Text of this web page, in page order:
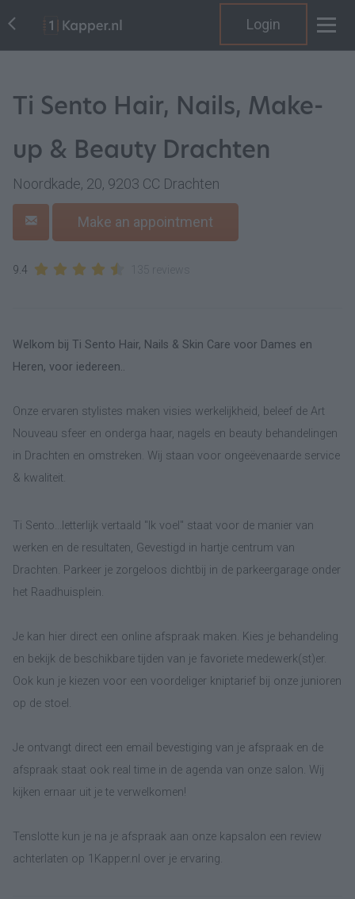
Login
Ti Sento Hair, Nails, Make-
up & Beauty Drachten
Noordkade, 20, 9203 CC Drachten
Make an appointment
9.4
Welkom bij Ti Sento Hair, Nails & Skin Care voor Dames en
Heren, voor iedereen..
Onze ervaren stylistes maken visies werkelijkheid, beleef de Art
Nouveau sfeer en onderga haar, nagels en beauty behandelingen
in Drachten en omstreken. Wij staan voor ongeëvenaarde service
& kwaliteit.
Ti Sento...letterlijk vertaald "Ik voel" staat voor de manier van
werken en de resultaten, Gevestigd in hartje centrum van
Drachten. Parkeer je zorgeloos dichtbij in de parkeergarage onder
het Raadhuisplein.
Je kan hier direct een online afspraak maken. Kies je behandeling
en bekijk de beschikbare tijden van je favoriete medewerk(st)er.
Ook kun je kiezen voor een voordeliger kniptarief bij onze junioren
op de stoel.
Je ontvangt direct een email bevestiging van je afspraak en de
afspraak staat ook real time in de agenda van onze salon. Wij
kijken ernaar uit je te verwelkomen!
Tenslotte kun je na je afspraak aan onze kapsalon een review
achterlaten op 1Kapper.nl over je ervaring.